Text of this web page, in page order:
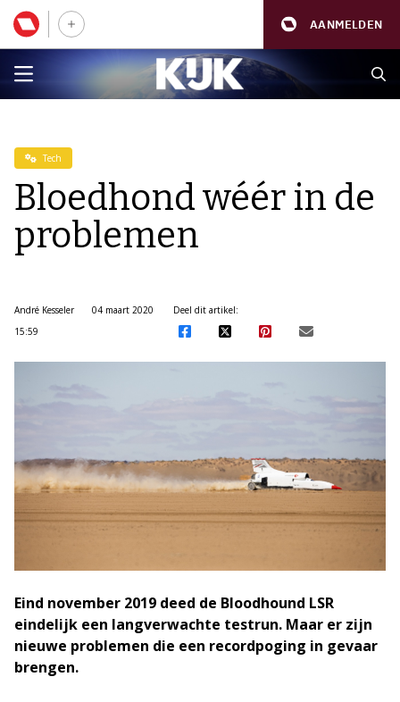
AANMELDEN
Tech
Bloedhond wéér in de
problemen
André Kesseler
04 maart 2020
15:59
Deel dit artikel:
Eind november 2019 deed de Bloodhound LSR
eindelijk een langverwachte testrun. Maar er zijn
nieuwe problemen die een recordpoging in gevaar
brengen.